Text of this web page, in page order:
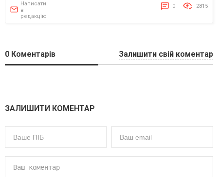
Написати
в
редакцію
0 2815
0 Коментарів Залишити свій коментар
ЗАЛИШИТИ КОМЕНТАР